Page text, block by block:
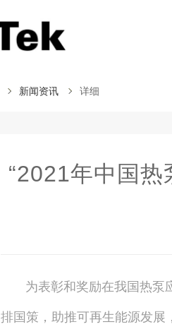
新闻资讯 详细
“2021年中国
为表彰和奖励在我国热泵应
排国策，助推可再生能源发展